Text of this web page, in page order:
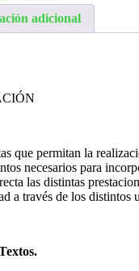
adicional
que permitan la
necesarios para
las distintas
a través de los distintos